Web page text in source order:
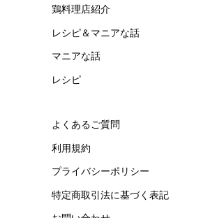
鶏料理店紹介
レシピ＆マニアな話
マニアな話
レシピ
よくあるご質問
利用規約
プライバシーポリシー
特定商取引法に基づく表記